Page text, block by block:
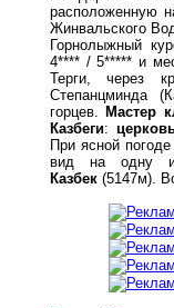
расположенную
Жинвальского
Горнолыжный
4**** / 5***** и
Терги, через
Степанцминда
горцев. Мастер
Казбеги:
При ясной
вид на одну
Казбек (5147м).